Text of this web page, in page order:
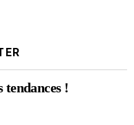
tendances !